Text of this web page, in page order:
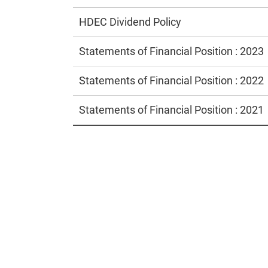
HDEC Dividend Policy
Statements of Financial Position : 2023
Statements of Financial Position : 2022
Statements of Financial Position : 2021